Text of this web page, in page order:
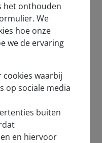
het onthouden
We
hoe onze
we de ervaring
cookies waarbij
op sociale media
buiten
en hiervoor